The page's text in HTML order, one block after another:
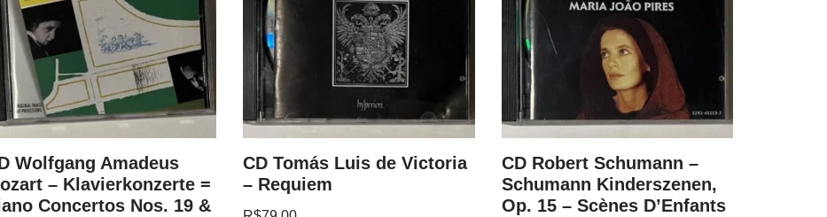
Wolfgang Amadeus
– Klavierkonzerte =
Concertos Nos. 19 &
CD Tomás Luis de Victoria
– Requiem
CD Robert Schumann –
Schumann Kinderszenen,
Op. 15 – Scènes D’Enfants